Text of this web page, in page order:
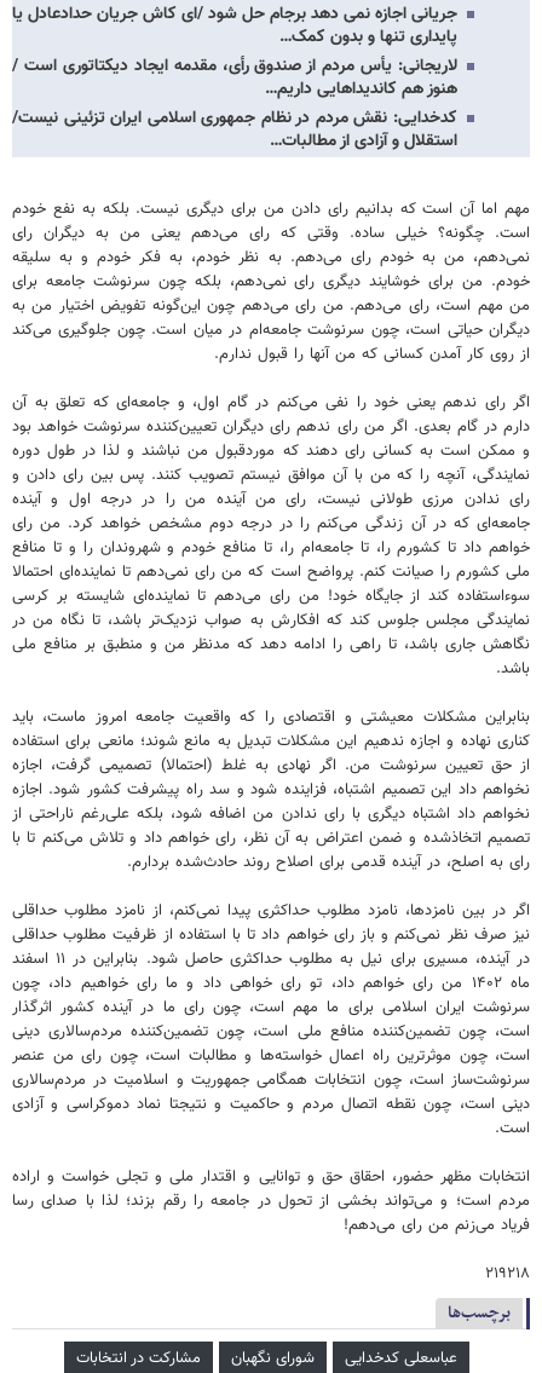
جریانی اجازه نمی دهد برجام حل شود /ای کاش جریان حدادعادل یا
پایداری تنها و بدون کمک…
لاریجانی: یأس مردم از صندوق رأی، مقدمه ایجاد دیکتاتوری است /
هنوز هم کاندیداهایی داریم…
کدخدایی: نقش مردم در نظام جمهوری اسلامی ایران تزئینی نیست/
استقلال و آزادی‌ از مطالبات…
مهم اما آن است که بدانیم رای دادن من برای دیگری نیست. بلکه به نفع خودم
است. چگونه؟ خیلی ساده. وقتی که رای می‌دهم یعنی من به دیگران رای
نمی‌دهم، من به خودم رای می‌دهم. به نظر خودم، به فکر خودم و به سلیقه
خودم. من برای خوشایند دیگری رای نمی‌دهم، بلکه چون سرنوشت جامعه برای
من مهم است، رای می‌دهم. من رای می‌دهم چون این‌گونه تفویض اختیار من به
دیگران حیاتی است، چون سرنوشت جامعه‌ام در میان است. چون جلوگیری می‌کند
از روی کار آمدن کسانی که من آنها را قبول ندارم.
اگر رای ندهم یعنی خود را نفی می‌کنم در گام اول، و جامعه‌ای که تعلق به آن
دارم در گام بعدی. اگر من رای ندهم رای دیگران تعیین‌کننده سرنوشت خواهد بود
و ممکن است به کسانی رای دهند که موردقبول من نباشند و لذا در طول دوره
نمایندگی، آنچه را که من با آن موافق نیستم تصویب کنند. پس بین رای دادن و
رای ندادن مرزی طولانی نیست، رای من آینده من را در درجه اول و آینده
جامعه‌ای که در آن زندگی می‌کنم را در درجه دوم مشخص خواهد کرد. من رای
خواهم داد تا کشورم را، تا جامعه‌ام را، تا منافع خودم و شهروندان را و تا منافع
ملی کشورم را صیانت کنم. پرواضح است که من رای نمی‌دهم تا نماینده‌ای احتمالا
سوءاستفاده کند از جایگاه خود! من رای می‌دهم تا نماینده‌ای شایسته بر کرسی
نمایندگی مجلس جلوس کند که افکارش به صواب نزدیک‌تر باشد، تا نگاه من در
نگاهش جاری باشد، تا راهی را ادامه دهد که مدنظر من و منطبق بر منافع ملی
باشد.
بنابراین مشکلات معیشتی و اقتصادی را که واقعیت جامعه امروز ماست، باید
کناری نهاده و اجازه ندهیم این مشکلات تبدیل به مانع شوند؛ مانعی برای استفاده
از حق تعیین سرنوشت من. اگر نهادی به غلط (احتمالا) تصمیمی گرفت، اجازه
نخواهم داد این تصمیم اشتباه، فزاینده شود و سد راه پیشرفت کشور شود. اجازه
نخواهم داد اشتباه دیگری با رای ندادن من اضافه شود، بلکه علی‌رغم ناراحتی از
تصمیم اتخاذشده و ضمن اعتراض به آن نظر، رای خواهم داد و تلاش می‌کنم تا با
رای به اصلح، در آینده قدمی برای اصلاح روند حادث‌شده بردارم.
اگر در بین نامزدها، نامزد مطلوب حداکثری پیدا نمی‌کنم، از نامزد مطلوب حداقلی
نیز صرف‌ نظر نمی‌کنم و باز رای خواهم داد تا با استفاده از ظرفیت مطلوب حداقلی
در آینده، مسیری برای نیل به مطلوب حداکثری حاصل شود. بنابراین در ۱۱ اسفند
ماه ۱۴۰۲ من رای خواهم داد، تو رای خواهی داد و ما رای خواهیم داد، چون
سرنوشت ایران اسلامی برای ما مهم است، چون رای ما در آینده کشور اثرگذار
است، چون تضمین‌کننده منافع ملی است، چون تضمین‌کننده مردم‌سالاری دینی
است، چون موثرترین راه اعمال خواسته‌ها و مطالبات است، چون رای من عنصر
سرنوشت‌ساز است، چون انتخابات همگامی جمهوریت و اسلامیت در مردم‌سالاری
دینی است، چون نقطه اتصال مردم و حاکمیت و نتیجتا نماد دموکراسی و آزادی
است.
انتخابات مظهر حضور، احقاق حق و توانایی و اقتدار ملی و تجلی خواست و اراده
مردم است؛ و می‌تواند بخشی از تحول در جامعه را رقم بزند؛ لذا با صدای رسا
فریاد می‌زنم من رای می‌دهم!
۲۱۹۲۱۸
برچسب‌ها
عباسعلی کدخدایی شورای نگهبان مشارکت در انتخابات